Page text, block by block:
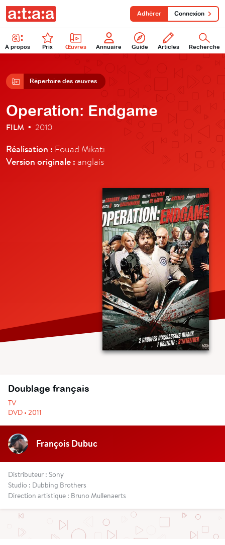
À propos Prix Œuvres Annuaire Guide Articles Recherche
Adhérer Connexion
Répertoire des œuvres
Operation: Endgame
FILM • 2010
Réalisation : Fouad Mikati
Version originale : anglais
Doublage français
TV
DVD • 2011
François Dubuc
Distributeur : Sony
Studio : Dubbing Brothers
Direction artistique : Bruno Mullenaerts